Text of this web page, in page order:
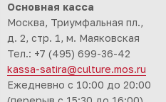
Основная касса
Москва, Триумфальная пл.,
д. 2, стр. 1, м. Маяковская
Тел.: +7 (495) 699-36-42
kassa-satira@culture.mos.ru
Ежедневно с 10:00 до 20:00